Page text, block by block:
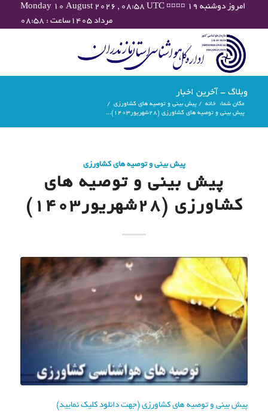
Monday 10 August 2026 , 08:58 UTC ¤¤¤¤ امروز دوشنبه ۱۹
مرداد ۱۴۰۵ساعت : ۰۸:۵۸
وبلاگ - آخرین اخبار
مکان شما: خانه / پیش بینی و توصیه های کشاورزی /
پیش بینی و توصیه های کشاورزی (28شهریور۱۴۰۳)...
پیش بینی و توصیه های کشاورزی
پیش بینی و توصیه های
کشاورزی (28شهریور۱۴۰۳)
پیش بینی و توصیه های کشاورزی (جهت دانلود کلیک نمایید)